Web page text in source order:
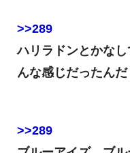
>>289
ハリラドンとかな
んな感じだったんだ
>>289